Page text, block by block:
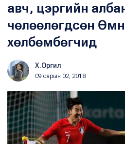
авч, цэргийн
чөлөөлөгдсөн
хөлбөмбөгчид
Х.Оргил
09 сарын 02, 2018